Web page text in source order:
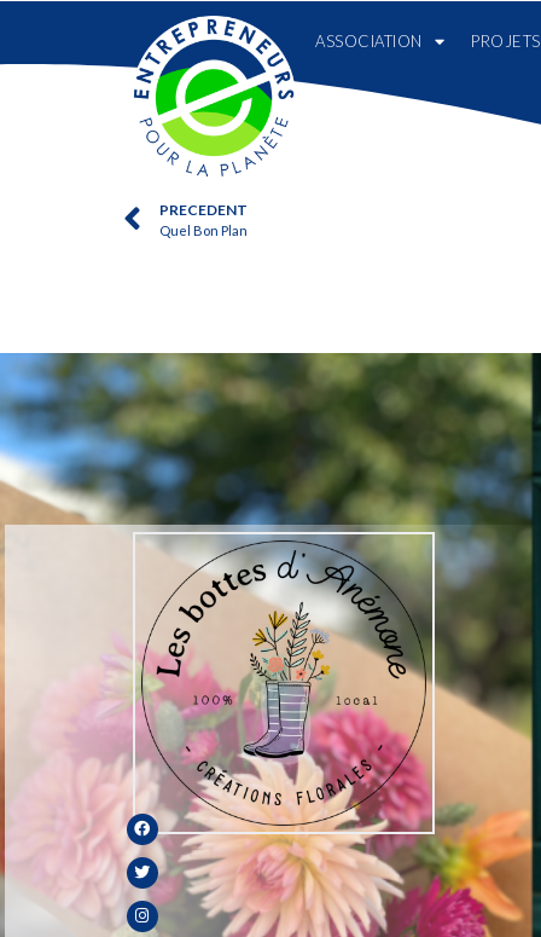
ASSOCIATION PROJETS
PRECEDENT
Quel Bon Plan